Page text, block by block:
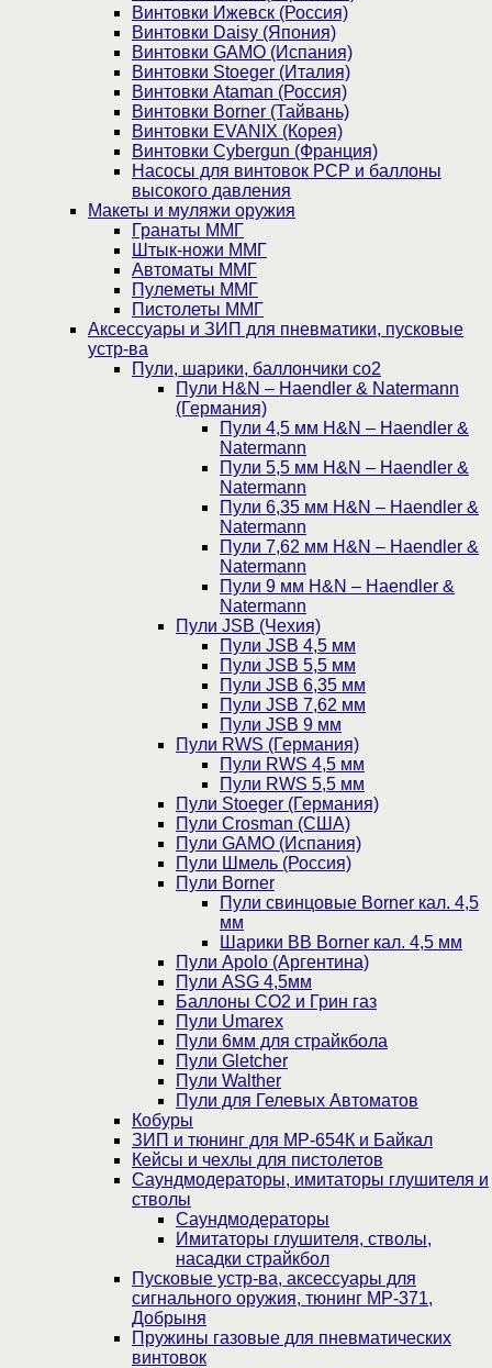
Винтовки Ижевск (Россия)
Винтовки Daisy (Япония)
Винтовки GAMO (Испания)
Винтовки Stoeger (Италия)
Винтовки Ataman (Россия)
Винтовки Borner (Тайвань)
Винтовки EVANIX (Корея)
Винтовки Cybergun (Франция)
Насосы для винтовок PCP и баллоны
высокого давления
Макеты и муляжи оружия
Гранаты ММГ
Штык-ножи ММГ
Автоматы ММГ
Пулеметы ММГ
Пистолеты ММГ
Аксессуары и ЗИП для пневматики, пусковые
устр-ва
Пули, шарики, баллончики со2
Пули H&N – Haendler & Natermann
(Германия)
Пули 4,5 мм H&N – Haendler &
Natermann
Пули 5,5 мм H&N – Haendler &
Natermann
Пули 6,35 мм H&N – Haendler &
Natermann
Пули 7,62 мм H&N – Haendler &
Natermann
Пули 9 мм H&N – Haendler &
Natermann
Пули JSB (Чехия)
Пули JSB 4,5 мм
Пули JSB 5,5 мм
Пули JSB 6,35 мм
Пули JSB 7,62 мм
Пули JSB 9 мм
Пули RWS (Германия)
Пули RWS 4,5 мм
Пули RWS 5,5 мм
Пули Stoeger (Германия)
Пули Crosman (США)
Пули GAMO (Испания)
Пули Шмель (Россия)
Пули Borner
Пули свинцовые Borner кал. 4,5
мм
Шарики BB Borner кал. 4,5 мм
Пули Apolo (Аргентина)
Пули ASG 4,5мм
Баллоны CO2 и Грин газ
Пули Umarex
Пули 6мм для страйкбола
Пули Gletcher
Пули Walther
Пули для Гелевых Автоматов
Кобуры
ЗИП и тюнинг для МР-654К и Байкал
Кейсы и чехлы для пистолетов
Саундмодераторы, имитаторы глушителя и
стволы
Саундмодераторы
Имитаторы глушителя, стволы,
насадки страйкбол
Пусковые устр-ва, аксессуары для
сигнального оружия, тюнинг МР-371,
Добрыня
Пружины газовые для пневматических
винтовок